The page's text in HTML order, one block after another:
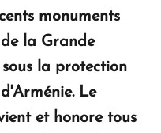
monuments
la Grande
la protection
Le
et honore tous